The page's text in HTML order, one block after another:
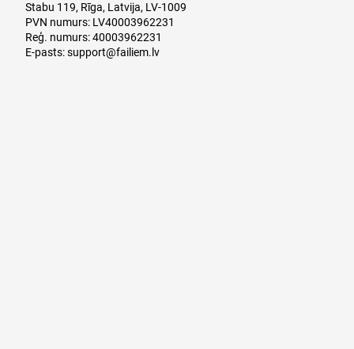
Stabu 119, Rīga, Latvija, LV-1009
PVN numurs: LV40003962231
Reģ. numurs: 40003962231
E-pasts:support@failiem.lv